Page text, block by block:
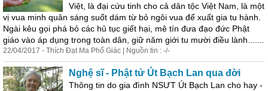
Việt, là đại cứu tinh cho cả dân tộc Việt Nam, là một
vị vua minh quân sáng suốt dám từ bỏ ngôi vua để xuất gia tu hành.
Ngài kêu gọi phá bỏ các hủ tục giết hại, mê tín đưa đạo đức Phật
giáo vào áp dụng trong toàn dân, giữ năm giới tu mười điều lành.......
22/04/2017 - Thích Đạt Ma Phổ Giác | Nguồn tin : -/-
Nghệ sĩ - Phật tử Út Bạch Lan qua đời
Thông tin do gia đình NSƯT Út Bạch Lan cho hay -